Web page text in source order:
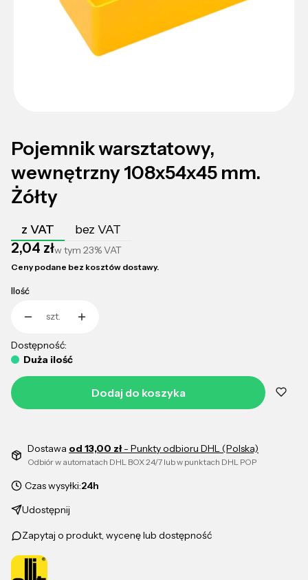
Pojemnik warsztatowy,
wewnętrzny 108x54x45 mm.
Żółty
z VAT bez VAT
Cena
2,04 złw tym 23%VAT
Ceny podane bez kosztów dostawy.
Ilość
szt.
Dostępność:
Duża ilość
Dodaj do koszyka
Dostawa od 13,00 zł- Punkty odbioru DHL (Polska)
Odbiór w automatach DHL BOX 24/7 lub w punktach DHL POP
Czas wysyłki:24h
Udostępnij
Zapytaj o produkt, wycenę lub dostępność